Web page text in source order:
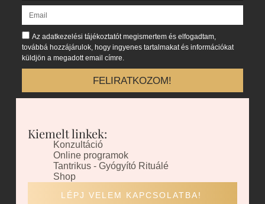
Az adatkezelési tájékoztatót megismertem és elfogadtam,
továbbá hozzájárulok, hogy ingyenes tartalmakat és információkat
küldjön a megadott email címre.
FELIRATKOZOM!
Kiemelt linkek:
Konzultáció
Online programok
Tantrikus - Gyógyító Rituálé
Shop
LÉPJ VELEM KAPCSOLATBA!